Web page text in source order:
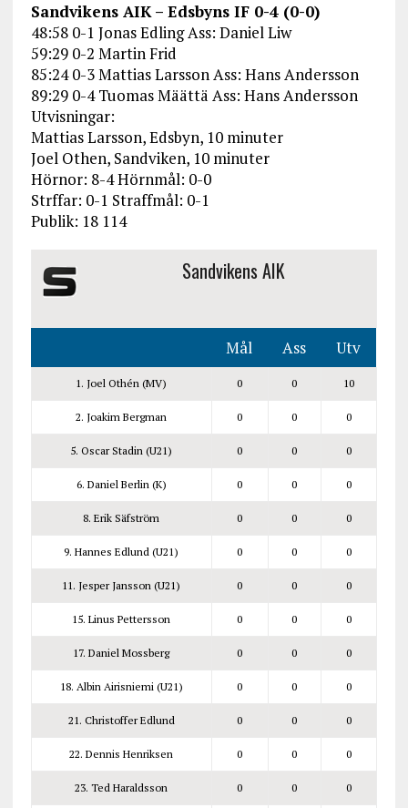
Sandvikens AIK – Edsbyns IF 0-4 (0-0)
48:58 0-1 Jonas Edling Ass: Daniel Liw
59:29 0-2 Martin Frid
85:24 0-3 Mattias Larsson Ass: Hans Andersson
89:29 0-4 Tuomas Määttä Ass: Hans Andersson
Utvisningar:
Mattias Larsson, Edsbyn, 10 minuter
Joel Othen, Sandviken, 10 minuter
Hörnor: 8-4 Hörnmål: 0-0
Strffar: 0-1 Straffmål: 0-1
Publik: 18 114
Sandvikens AIK
Mål Ass Utv
1. Joel Othén (MV) 0 0 10
2. Joakim Bergman 0 0 0
5. Oscar Stadin (U21) 0 0 0
6. Daniel Berlin (K) 0 0 0
8. Erik Säfström 0 0 0
9. Hannes Edlund (U21) 0 0 0
11. Jesper Jansson (U21) 0 0 0
15. Linus Pettersson 0 0 0
17. Daniel Mossberg 0 0 0
18. Albin Airisniemi (U21) 0 0 0
21. Christoffer Edlund 0 0 0
22. Dennis Henriksen 0 0 0
23. Ted Haraldsson 0 0 0